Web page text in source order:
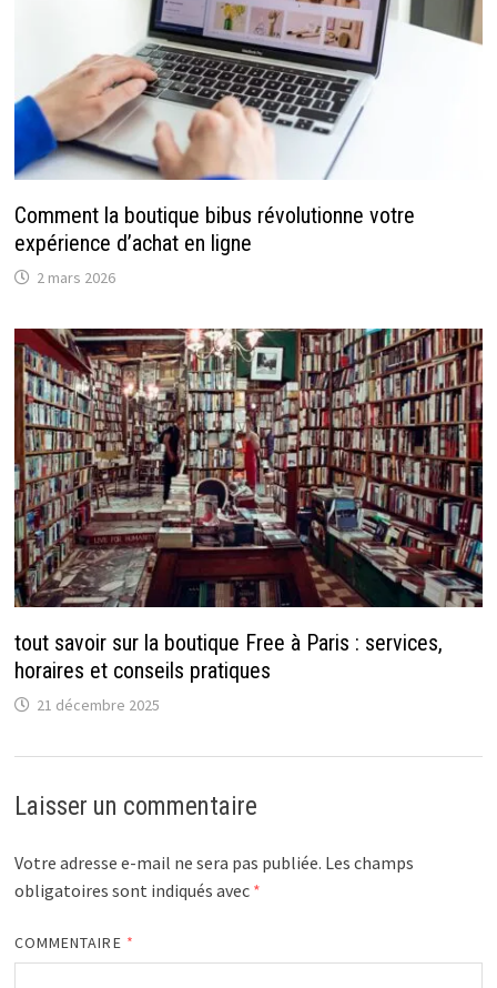
Comment la boutique bibus révolutionne votre
expérience d’achat en ligne
2 mars 2026
tout savoir sur la boutique Free à Paris : services,
horaires et conseils pratiques
21 décembre 2025
Laisser un commentaire
Votre adresse e-mail ne sera pas publiée. Les champs
obligatoires sont indiqués avec *
COMMENTAIRE *